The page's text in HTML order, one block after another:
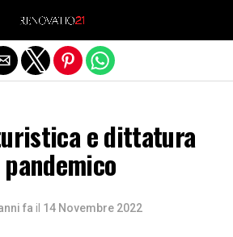
e dittatura
fa il 14 Novembre 2022
Exit mobile version